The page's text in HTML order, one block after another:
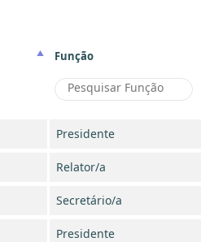
Função
Presidente
Relator/a
Secretário/a
Presidente